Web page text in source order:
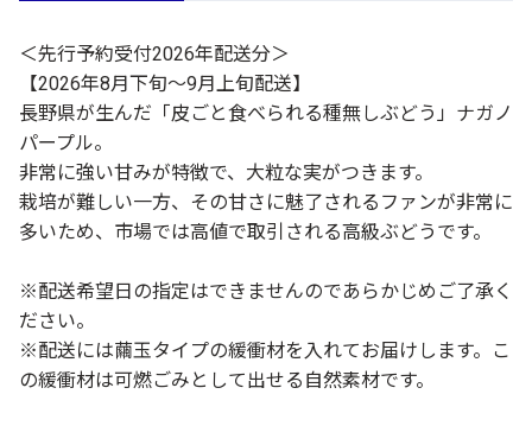
＜先行予約受付2026年配送分＞
【2026年8月下旬～9月上旬配送】
長野県が生んだ「皮ごと食べられる種無しぶどう」ナガノ
パープル。
非常に強い甘みが特徴で、大粒な実がつきます。
栽培が難しい一方、その甘さに魅了されるファンが非常に
多いため、市場では高値で取引される高級ぶどうです。
※配送希望日の指定はできませんのであらかじめご了承く
ださい。
※配送には繭玉タイプの緩衝材を入れてお届けします。こ
の緩衝材は可燃ごみとして出せる自然素材です。